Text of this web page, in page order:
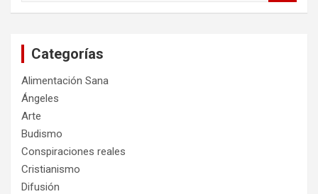
Categorías
Alimentación Sana
Ángeles
Arte
Budismo
Conspiraciones reales
Cristianismo
Difusión